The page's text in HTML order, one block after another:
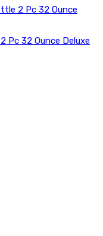
2 Pc 32 Ounce
Pc 32 Ounce Deluxe